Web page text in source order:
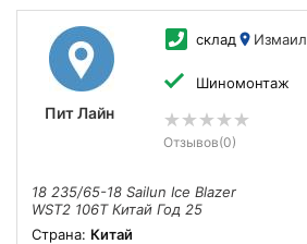
Пит Лайн
склад Измаил
Шиномонтаж
Отзывов(0)
18 235/65-18 Sailun Ice Blazer
WST2 106T Китай Год 25
Страна: Китай